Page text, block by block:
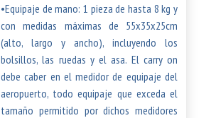
•Equipaje de mano: 1 pieza de hasta 8 kg y
con medidas máximas de 55x35x25cm
(alto, largo y ancho), incluyendo los
bolsillos, las ruedas y el asa. El carry on
debe caber en el medidor de equipaje del
aeropuerto, todo equipaje que exceda el
tamaño permitido por dichos medidores